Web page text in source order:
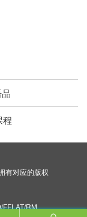
程
有对应的版权
RM